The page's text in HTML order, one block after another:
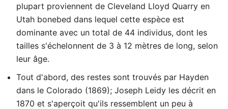
plupart proviennent de Cleveland Lloyd Quarry en
Utah bonebed dans lequel cette espèce est
dominante avec un total de 44 individus, dont les
tailles s'échelonnent de 3 à 12 mètres de long, selon
leur âge.
Tout d'abord, des restes sont trouvés par Hayden
dans le Colorado (1869); Joseph Leidy les décrit en
1870 et s'aperçoit qu'ils ressemblent un peu à